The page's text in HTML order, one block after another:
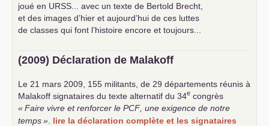
joué en URSS ... avec un texte de Bertold Brecht,
et des images d’hier et aujourd’hui de ces luttes
de classes qui font l’histoire encore et toujours...
(2009) Déclaration de Malakoff
Le 21 mars 2009, 155 militants, de 29 départements réunis à
Malakoff signataires du texte alternatif du 34e congrès
«Faire vivre et renforcer le PCF , une exigence de notre
temps» lire la déclaration complète et les signataires